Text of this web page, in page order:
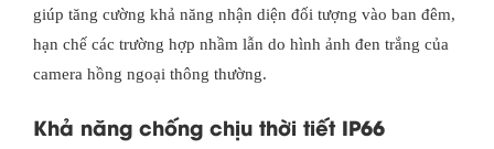
giúp tăng cường khả năng nhận diện đối tượng vào ban đêm,
hạn chế các trường hợp nhầm lẫn do hình ảnh đen trắng của
camera hồng ngoại thông thường.
Khả năng chống chịu thời tiết IP66